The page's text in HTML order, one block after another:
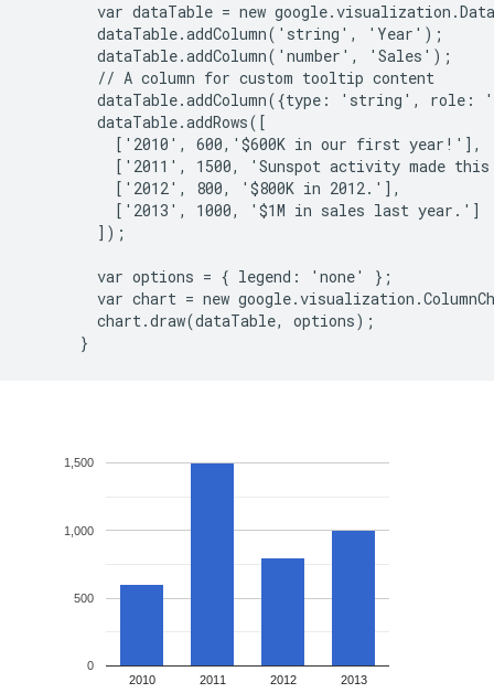
var dataTable = new
        dataTable.addColumn('string', 'Year');
        dataTable.addColumn('number', 'Sales');
        // A column for custom tooltip content
dataTable.addColumn({type: 'string', role:
        dataTable.addRows([
          ['2010', 600,'$600K in our first year!'],
['2011', 1500, 'Sunspot activity made
          ['2012', 800, '$800K in 2012.'],
          ['2013', 1000, '$1M in sales last year.']
        ]);
        var options = { legend: 'none' };
var chart = new
        chart.draw(dataTable, options);